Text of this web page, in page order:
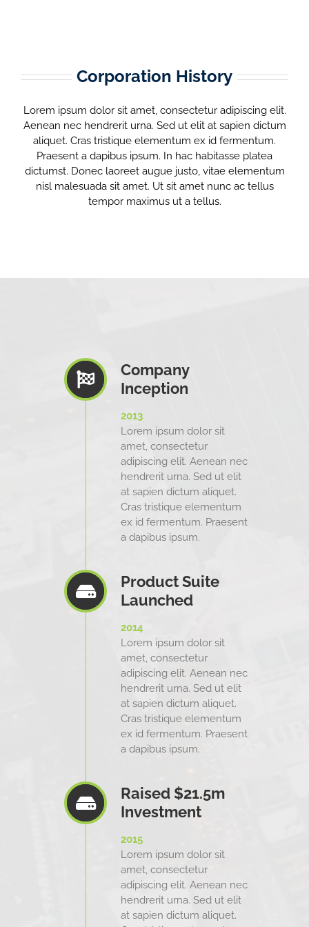
Corporation History
Lorem ipsum dolor sit amet, consectetur adipiscing elit.
Aenean nec hendrerit urna. Sed ut elit at sapien dictum
aliquet. Cras tristique elementum ex id fermentum.
Praesent a dapibus ipsum. In hac habitasse platea
dictumst. Donec laoreet augue justo, vitae elementum
nisl malesuada sit amet. Ut sit amet nunc ac tellus
tempor maximus ut a tellus.
Company
Inception
2013
Lorem ipsum dolor sit
amet, consectetur
adipiscing elit. Aenean nec
hendrerit urna. Sed ut elit
at sapien dictum aliquet.
Cras tristique elementum
ex id fermentum. Praesent
a dapibus ipsum.
Product Suite
Launched
2014
Lorem ipsum dolor sit
amet, consectetur
adipiscing elit. Aenean nec
hendrerit urna. Sed ut elit
at sapien dictum aliquet.
Cras tristique elementum
ex id fermentum. Praesent
a dapibus ipsum.
Raised $21.5m
Investment
2015
Lorem ipsum dolor sit
amet, consectetur
adipiscing elit. Aenean nec
hendrerit urna. Sed ut elit
at sapien dictum aliquet.